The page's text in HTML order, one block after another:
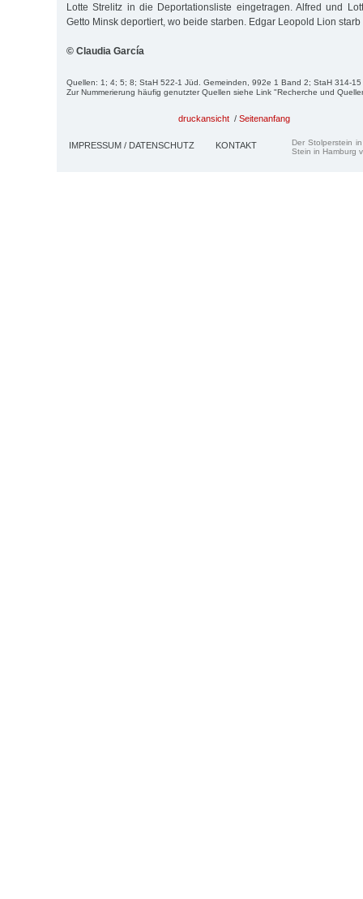
Lotte Strelitz in die Deportationsliste eingetragen. Alfred und
Getto Minsk deportiert, wo beide starben. Edgar Leopold Lion starb
© Claudia García
Quellen: 1; 4; 5; 8; StaH 522-1 Jüd. Gemeinden, 992e 1 Band 2; StaH 314-
Zur Nummerierung häufig genutzter Quellen siehe Link "Recherche und
druckansicht / Seitenanfang
IMPRESSUM / DATENSCHUTZ KONTAKT
Der Stolperstein
Stein in Hamburg